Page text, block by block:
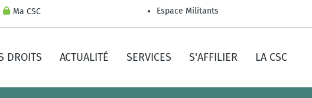
Ma CSC Espace Militants
DROITS ACTUALITÉ SERVICES S'AFFILIER LA CSC